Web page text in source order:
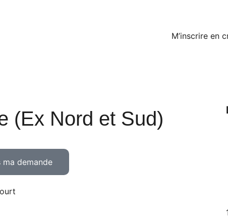
M’inscrire en
(Ex Nord et Sud)
ma demande